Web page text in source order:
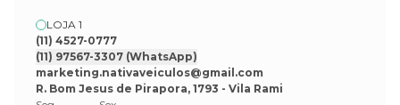
LOJA 1
(11) 4527-0777
(11) 97567-3307 (WhatsApp)
marketing.nativaveiculos@gmail.com
R. Bom Jesus de Pirapora, 1793 - Vila Rami